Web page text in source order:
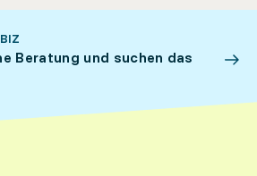
Beratung und suchen das